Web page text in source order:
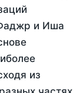
и Иша
из